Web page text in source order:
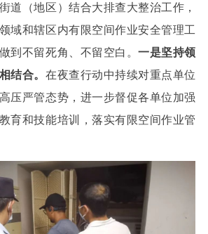
（地区）结合大排查大整治工作，
域和辖区内有限空间作业安全管理工
到不留死角、不留空白。一是坚持领
结合。 在夜查行动中持续对重点单位
压严管态势，进一步督促各单位加强
育和技能培训，落实有限空间作业管